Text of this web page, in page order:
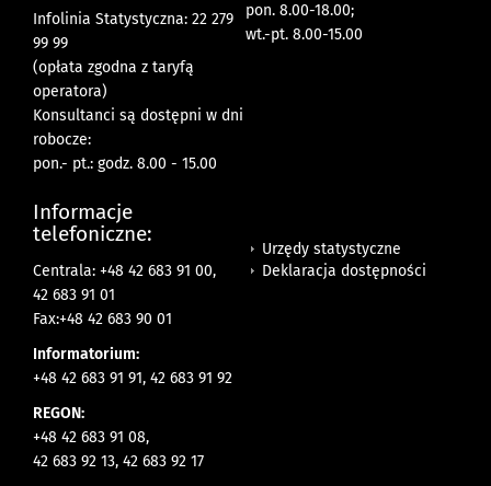
Infolinia Statystyczna: 22 279
99 99
(opłata zgodna z taryfą
operatora)
Konsultanci są dostępni w dni
robocze:
pon.- pt.: godz. 8.00 - 15.00
pon. 8.00-18.00;
wt.-pt. 8.00-15.00
Informacje
telefoniczne:
Centrala: +48 42 683 91 00,
42 683 91 01
Fax:+48 42 683 90 01
Informatorium:
+48 42 683 91 91, 42 683 91 92
REGON:
+48 42 683 91 08,
42 683 92 13, 42 683 92 17
Urzędy statystyczne
Deklaracja dostępności